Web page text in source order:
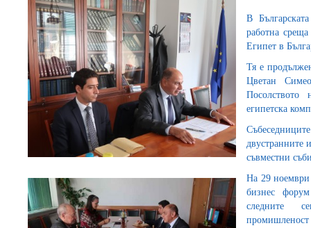
В
работна
Египет в
Тя е
Цветан
египетска
двустранните
съвместни
На 29 ноември
бизнес
следните